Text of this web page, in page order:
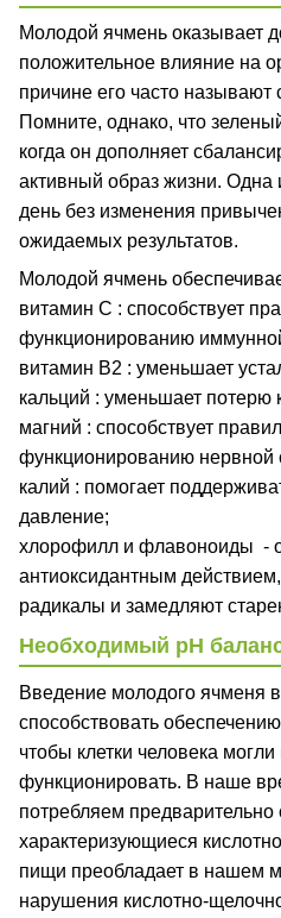
Молодой ячмень оказывает
положительное влияние на
причине его часто называют
Помните, однако, что
когда он дополняет
активный образ жизни.
день без изменения
ожидаемых результатов.
Молодой ячмень
витамин С : способствует
функционированию
витамин В2 : уменьшает
кальций : уменьшает потерю
магний : способствует
функционированию нервной
калий : помогает
давление;
хлорофилл и флавоноиды -
антиоксидантным
радикалы и замедляют
Необходимый рН
Введение молодого ячменя
способствовать
чтобы клетки человека
функционировать. В наше
потребляем
характеризующиеся
пищи преобладает в нашем
нарушения кислотно-